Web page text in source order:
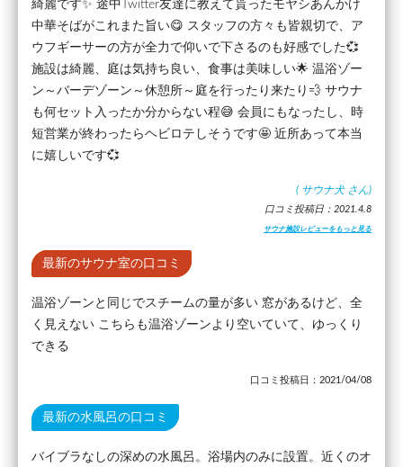
綺麗です✨ 途中Twitter友達に教えて貰ったモヤシあんかけ
中華そばがこれまた旨い😋 スタッフの方々も皆親切で、ア
ウフギーサーの方が全力で仰いで下さるのも好感でした💞
施設は綺麗、庭は気持ち良い、食事は美味しい🌟 温浴ゾー
ン～バーデゾーン～休憩所～庭を行ったり来たり💨 サウナ
も何セット入ったか分からない程😅 会員にもなったし、時
短営業が終わったらヘビロテしそうです🤩 近所あって本当
に嬉しいです💞
( サウナ犬 さん)
口コミ投稿日：2021.4.8
サウナ施設レビューをもっと見る
最新のサウナ室の口コミ
温浴ゾーンと同じでスチームの量が多い 窓があるけど、全
く見えない こちらも温浴ゾーンより空いていて、ゆっくり
できる
口コミ投稿日：2021/04/08
最新の水風呂の口コミ
バイブラなしの深めの水風呂。浴場内のみに設置。近くのオ